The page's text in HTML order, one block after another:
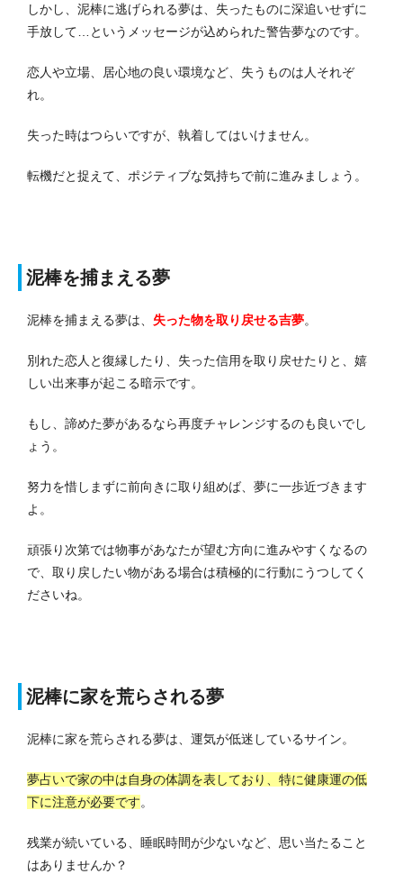
しかし、泥棒に逃げられる夢は、失ったものに深追いせずに
手放して…というメッセージが込められた警告夢なのです。
恋人や立場、居心地の良い環境など、失うものは人それぞ
れ。
失った時はつらいですが、執着してはいけません。
転機だと捉えて、ポジティブな気持ちで前に進みましょう。
泥棒を捕まえる夢
泥棒を捕まえる夢は、 失った物を取り戻せる吉夢。
別れた恋人と復縁したり、失った信用を取り戻せたりと、嬉
しい出来事が起こる暗示です。
もし、諦めた夢があるなら再度チャレンジするのも良いでし
ょう。
努力を惜しまずに前向きに取り組めば、夢に一歩近づきます
よ。
頑張り次第では物事があなたが望む方向に進みやすくなるの
で、取り戻したい物がある場合は積極的に行動にうつしてく
ださいね。
泥棒に家を荒らされる夢
泥棒に家を荒らされる夢は、運気が低迷しているサイン。
夢占いで家の中は自身の体調を表しており、特に健康運の低
下に注意が必要です。
残業が続いている、睡眠時間が少ないなど、思い当たること
はありませんか？